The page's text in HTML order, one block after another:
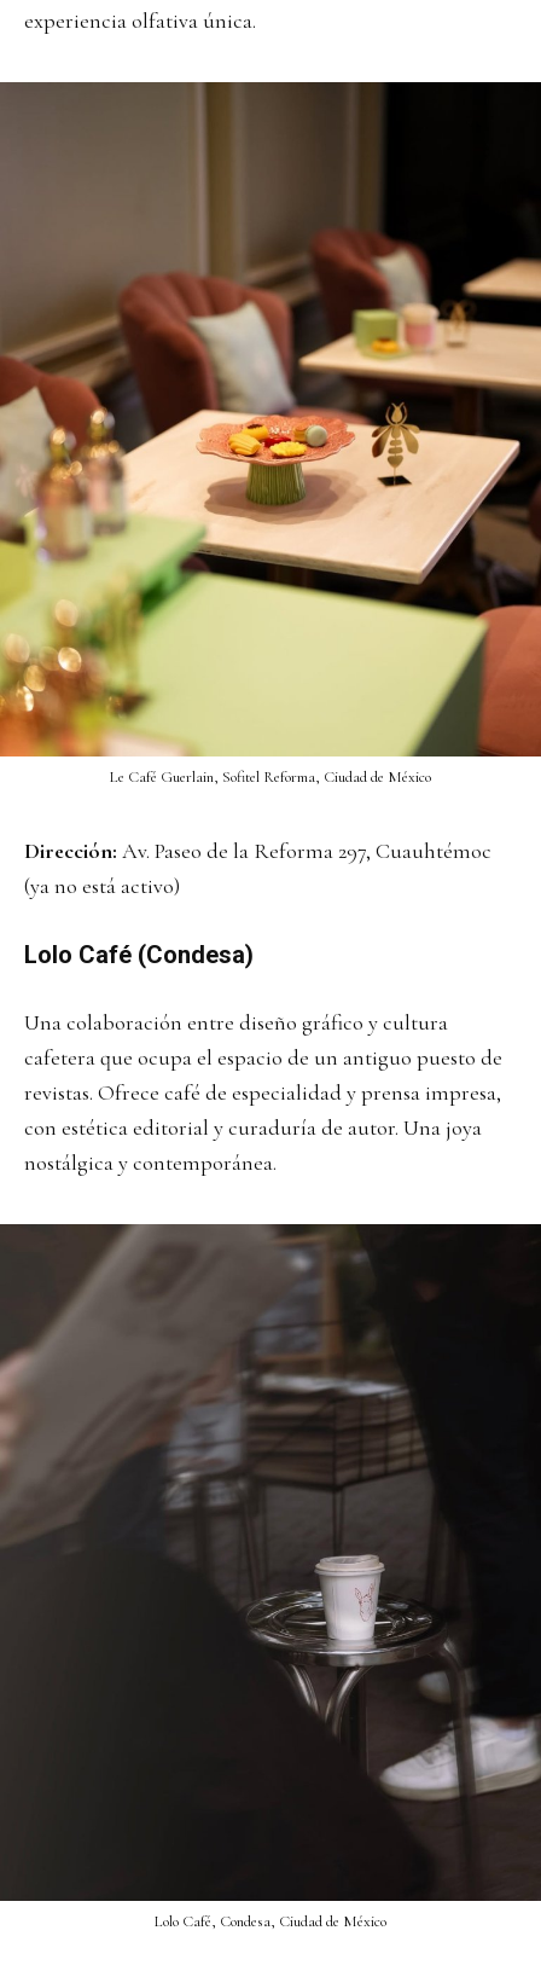
experiencia olfativa única.
Le Café Guerlain, Sofitel Reforma, Ciudad de México
Dirección: Av. Paseo de la Reforma 297, Cuauhtémoc
(ya no está activo)
Lolo Café (Condesa)
Una colaboración entre diseño gráfico y cultura
cafetera que ocupa el espacio de un antiguo puesto de
revistas. Ofrece café de especialidad y prensa impresa,
con estética editorial y curaduría de autor. Una joya
nostálgica y contemporánea.
Lolo Café, Condesa, Ciudad de México